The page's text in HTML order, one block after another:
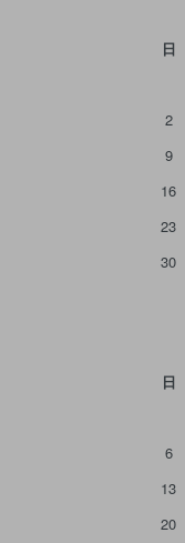
日
2
9
16
23
30
日
6
13
20